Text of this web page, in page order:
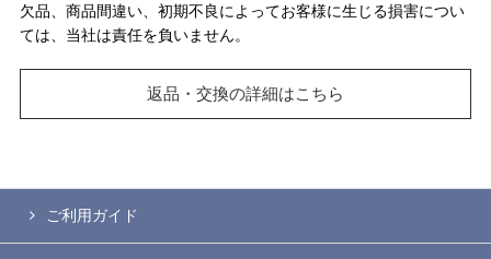
欠品、商品間違い、初期不良によってお客様に生じる損害につい
ては、当社は責任を負いません。
返品・交換の詳細はこちら
ご利用ガイド